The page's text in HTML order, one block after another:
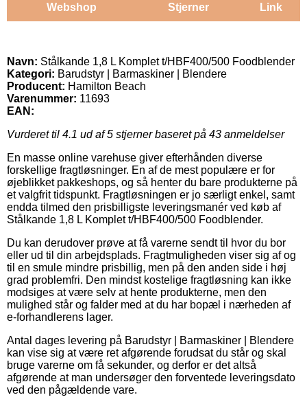
Webshop Stjerner Link
Navn: Stålkande 1,8 L Komplet t/HBF400/500 Foodblender
Kategori: Barudstyr | Barmaskiner | Blendere
Producent: Hamilton Beach
Varenummer: 11693
EAN:
Vurderet til 4.1 ud af 5 stjerner baseret på 43 anmeldelser
En masse online varehuse giver efterhånden diverse
forskellige fragtløsninger. En af de mest populære er for
øjeblikket pakkeshops, og så henter du bare produkterne på
et valgfrit tidspunkt. Fragtløsningen er jo særligt enkel, samt
endda tilmed den prisbilligste leveringsmanér ved køb af
Stålkande 1,8 L Komplet t/HBF400/500 Foodblender.
Du kan derudover prøve at få varerne sendt til hvor du bor
eller ud til din arbejdsplads. Fragtmuligheden viser sig af og
til en smule mindre prisbillig, men på den anden side i høj
grad problemfri. Den mindst kostelige fragtløsning kan ikke
modsiges at være selv at hente produkterne, men den
mulighed står og falder med at du har bopæl i nærheden af
e-forhandlerens lager.
Antal dages levering på Barudstyr | Barmaskiner | Blendere
kan vise sig at være ret afgørende forudsat du står og skal
bruge varerne om få sekunder, og derfor er det altså
afgørende at man undersøger den forventede leveringsdato
ved den pågældende vare.